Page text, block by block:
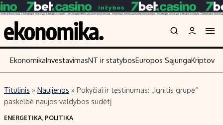
Turinys
Naujienos
EkonomikaInvestavimasNT ir statybosEuropos Sąjunga
Titulinis » Naujienos » Pokyčiai ir tęstinumas: „Ignitis grupė“
paskelbė naujos valdybos sudėtį
ENERGETIKA, POLITIKA